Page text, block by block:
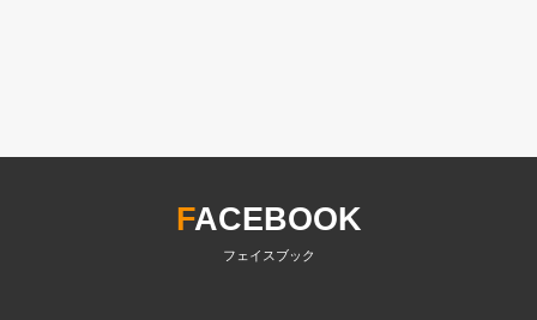
FACEBOOK